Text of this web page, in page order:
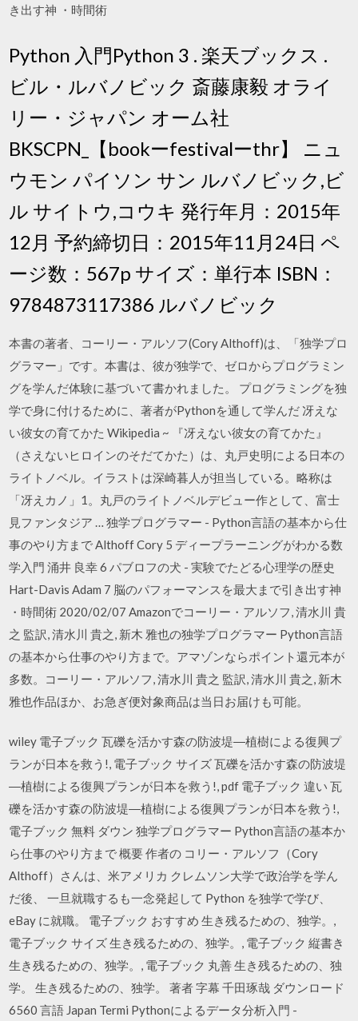
き出す神 ・時間術
Python 入門Python 3 . 楽天ブックス .
ビル・ルバノビック 斎藤康毅 オライ
リー・ジャパン オーム社
BKSCPN_【bookーfestivalーthr】 ニュ
ウモン パイソン サン ルバノビック,ビ
ル サイトウ,コウキ 発行年月：2015年
12月 予約締切日：2015年11月24日 ペ
ージ数：567p サイズ：単行本 ISBN：
9784873117386 ルバノビック
本書の著者、コーリー・アルソフ(Cory Althoff)は、「独学プロ
グラマー」です。本書は、彼が独学で、ゼロからプログラミン
グを学んだ体験に基づいて書かれました。 プログラミングを独
学で身に付けるために、著者がPythonを通して学んだ 冴えな
い彼女の育てかた Wikipedia ~ 『冴えない彼女の育てかた』
（さえないヒロインのそだてかた）は、丸戸史明による日本の
ライトノベル。イラストは深崎暮人が担当している。略称は
「冴えカノ」1。丸戸のライトノベルデビュー作として、富士
見ファンタジア … 独学プログラマー - Python言語の基本から仕
事のやり方まで Althoff Cory 5 ディープラーニングがわかる数
学入門 涌井 良幸 6 パブロフの犬 - 実験でたどる心理学の歴史
Hart-Davis Adam 7 脳のパフォーマンスを最大まで引き出す神
・時間術 2020/02/07 Amazonでコーリー・アルソフ, 清水川 貴
之 監訳, 清水川 貴之, 新木 雅也の独学プログラマー Python言語
の基本から仕事のやり方まで。アマゾンならポイント還元本が
多数。コーリー・アルソフ, 清水川 貴之 監訳, 清水川 貴之, 新木
雅也作品ほか、お急ぎ便対象商品は当日お届けも可能。
wiley 電子ブック 瓦礫を活かす森の防波堤―植樹による復興プ
ランが日本を救う!, 電子ブック サイズ 瓦礫を活かす森の防波堤
―植樹による復興プランが日本を救う!, pdf 電子ブック 違い 瓦
礫を活かす森の防波堤―植樹による復興プランが日本を救う!,
電子ブック 無料 ダウン 独学プログラマー Python言語の基本か
ら仕事のやり方まで 概要 作者の コリー・アルソフ（Cory
Althoff）さんは、米アメリカ クレムソン大学で政治学を学ん
だ後、 一旦就職するも一念発起して Python を独学で学び、
eBay に就職。 電子ブック おすすめ 生き残るための、独学。,
電子ブック サイズ 生き残るための、独学。, 電子ブック 縦書き
生き残るための、独学。, 電子ブック 丸善 生き残るための、独
学。 生き残るための、独学。 著者 字幕 千田琢哉 ダウンロード
6560 言語 Japan Termi Pythonによるデータ分析入門 -